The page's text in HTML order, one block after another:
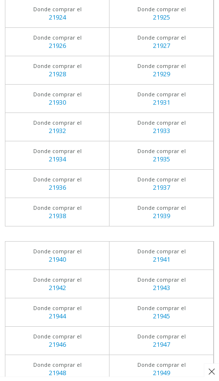
Donde comprar el
21924
Donde comprar el
21925
Donde comprar el
21926
Donde comprar el
21927
Donde comprar el
21928
Donde comprar el
21929
Donde comprar el
21930
Donde comprar el
21931
Donde comprar el
21932
Donde comprar el
21933
Donde comprar el
21934
Donde comprar el
21935
Donde comprar el
21936
Donde comprar el
21937
Donde comprar el
21938
Donde comprar el
21939
Donde comprar el
21940
Donde comprar el
21941
Donde comprar el
21942
Donde comprar el
21943
Donde comprar el
21944
Donde comprar el
21945
Donde comprar el
21946
Donde comprar el
21947
Donde comprar el
21948
Donde comprar el
21949